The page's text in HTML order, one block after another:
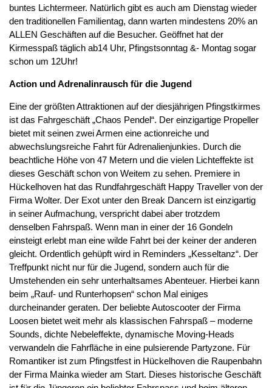
buntes Lichtermeer. Natürlich gibt es auch am Dienstag wieder
den traditionellen Familientag, dann warten mindestens 20% an
ALLEN Geschäften auf die Besucher. Geöffnet hat der
Kirmesspaß täglich ab14 Uhr, Pfingstsonntag &- Montag sogar
schon um 12Uhr!
Action und Adrenalinrausch für die Jugend
Eine der größten Attraktionen auf der diesjährigen Pfingstkirmes
ist das Fahrgeschäft „Chaos Pendel“. Der einzigartige Propeller
bietet mit seinen zwei Armen eine actionreiche und
abwechslungsreiche Fahrt für Adrenalienjunkies. Durch die
beachtliche Höhe von 47 Metern und die vielen Lichteffekte ist
dieses Geschäft schon von Weitem zu sehen. Premiere in
Hückelhoven hat das Rundfahrgeschäft Happy Traveller von der
Firma Wolter. Der Exot unter den Break Dancern ist einzigartig
in seiner Aufmachung, verspricht dabei aber trotzdem
denselben Fahrspaß. Wenn man in einer der 16 Gondeln
einsteigt erlebt man eine wilde Fahrt bei der keiner der anderen
gleicht. Ordentlich gehüpft wird in Reminders „Kesseltanz“. Der
Treffpunkt nicht nur für die Jugend, sondern auch für die
Umstehenden ein sehr unterhaltsames Abenteuer. Hierbei kann
beim „Rauf- und Runterhopsen“ schon Mal einiges
durcheinander geraten. Der beliebte Autoscooter der Firma
Loosen bietet weit mehr als klassischen Fahrspaß – moderne
Sounds, dichte Nebeleffekte, dynamische Moving-Heads
verwandeln die Fahrfläche in eine pulsierende Partyzone. Für
Romantiker ist zum Pfingstfest in Hückelhoven die Raupenbahn
der Firma Mainka wieder am Start. Dieses historische Geschäft